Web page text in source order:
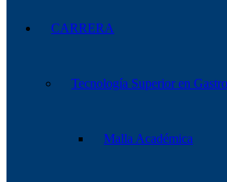
CARRERA
Tecnología Superior en
Malla Académica